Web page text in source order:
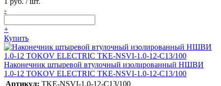
-
+
Купить
Наконечник штыревой втулочный изолированный НШВИ
1.0-12 TOKOV ELECTRIC TKE-NSVI-1.0-12-C13/100
Артикул: TKE-NSVI-1.0-12-C13/100